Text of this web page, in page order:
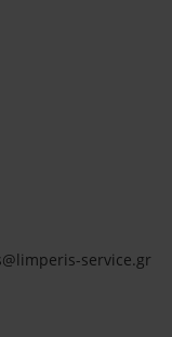
service.gr